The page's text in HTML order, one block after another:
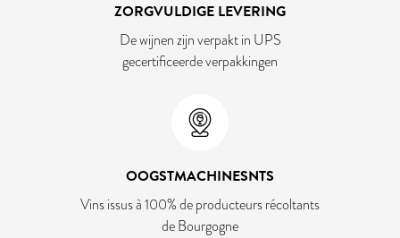
ZORGVULDIGE LEVERING
De wijnen zijn verpakt in UPS
gecertificeerde verpakkingen
OOGSTMACHINESNTS
Vins issus à 100% de producteurs récoltants
de Bourgogne